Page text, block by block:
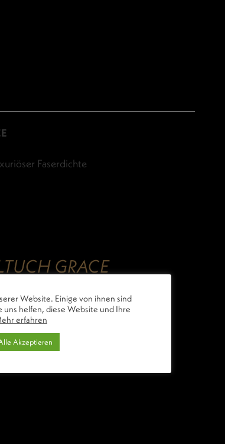
Faserdichte
GRACE
Website. Einige von ihnen sind
uns helfen, diese Website und Ihre
erfahren
Akzeptieren